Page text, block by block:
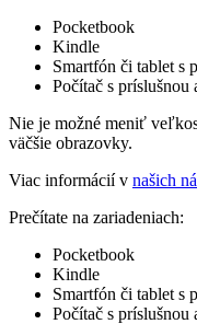
Pocketbook
Kindle
Smartfón či tablet s
Počítač s príslušnou
Nie je možné meniť
väčšie obrazovky.
Viac informácií v našich
Prečítate na zariadeniach:
Pocketbook
Kindle
Smartfón či tablet s
Počítač s príslušnou